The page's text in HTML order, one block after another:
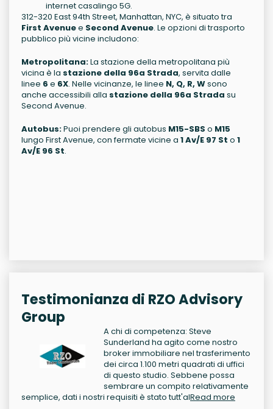
internet casalingo 5G.
312-320 East 94th Street, Manhattan, NYC, è situato tra
First Avenuee Second Avenue. Le opzioni di trasporto
pubblico più vicine includono:
Metropolitana:La stazione della metropolitana più
vicina è la stazione della 96a Strada, servita dalle
linee 6 e 6X. Nelle vicinanze, le linee N, Q, R, Wsono
anche accessibili alla stazione della 96a Strada su
Second Avenue.
Autobus:Puoi prendere gli autobus M15-SBS o M15
lungo First Avenue, con fermate vicine a 1 Av/E 97 St o 1
Av/E 96 St.
Testimonianza di RZO Advisory
Group
A chi di competenza: Steve
Sunderland ha agito come nostro
broker immobiliare nel trasferimento
dei circa 1.100 metri quadrati di uffici
di questo studio. Sebbene possa
sembrare un compito relativamente
semplice, dati i nostri requisiti è stato tutt'alRead more